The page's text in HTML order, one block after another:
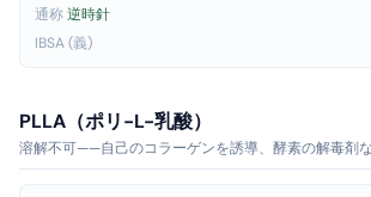
通称逆時針
IBSA (義)
PLLA（ポリ-L-乳酸）
溶解不可——自己のコラーゲンを誘導、酵素の解毒剤